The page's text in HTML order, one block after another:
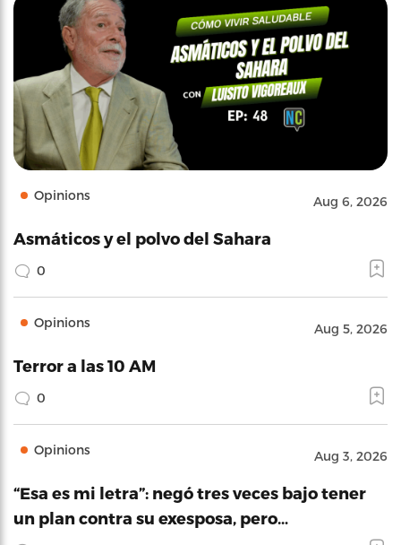
Opinions Aug 6, 2026
Asmáticos y el polvo del Sahara
0
Opinions Aug 5, 2026
Terror a las 10 AM
0
Opinions Aug 3, 2026
“Esa es mi letra”: negó tres veces bajo tener
un plan contra su exesposa, pero…